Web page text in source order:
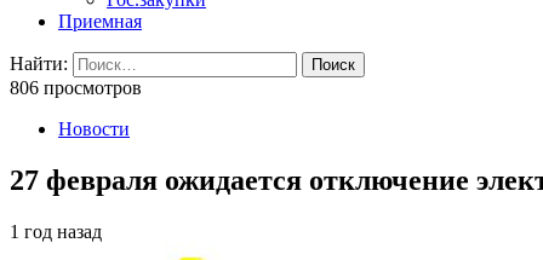
Приемная
Найти:
806 просмотров
Новости
27 февраля ожидается отключение
1 год назад